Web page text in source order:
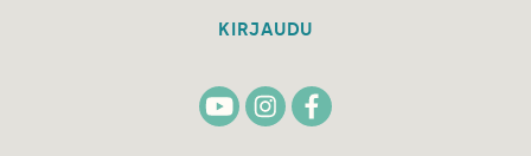
KIRJAUDU